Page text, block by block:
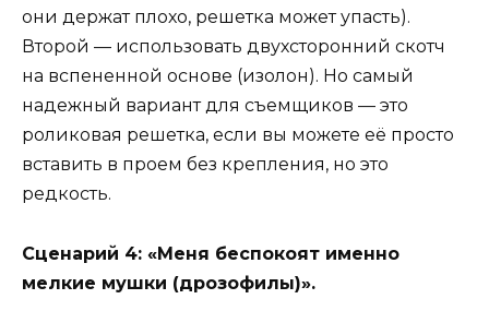
они держат плохо, решетка может упасть).
Второй — использовать двухсторонний скотч
на вспененной основе (изолон). Но самый
надежный вариант для съемщиков — это
роликовая решетка, если вы можете её просто
вставить в проем без крепления, но это
редкость.
Сценарий 4: «Меня беспокоят именно
мелкие мушки (дрозофилы)».